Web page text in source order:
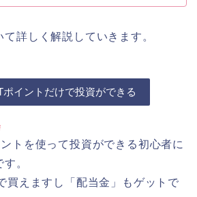
詳しく解説していきます。
イントだけで投資ができる
トを使って投資ができる初心者に
。
買えますし「配当金」もゲットで